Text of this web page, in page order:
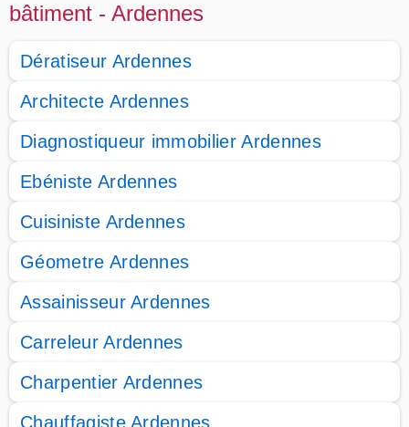
bâtiment - Ardennes
Dératiseur Ardennes
Architecte Ardennes
Diagnostiqueur immobilier Ardennes
Ebéniste Ardennes
Cuisiniste Ardennes
Géometre Ardennes
Assainisseur Ardennes
Carreleur Ardennes
Charpentier Ardennes
Chauffagiste Ardennes